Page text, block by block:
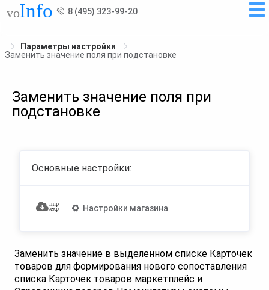
8 (495) 323-99-20
Параметры настройки
Заменить значение поля при подстановке
Заменить значение поля при
подстановке
Основные настройки:
Настройки магазина
Заменить значение в выделенном списке Карточек
товаров для формирования нового сопоставления
списка Карточек товаров маркетплейс и